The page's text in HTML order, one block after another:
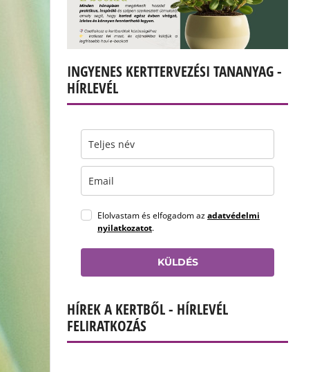
INGYENES KERTTERVEZÉSI TANANYAG -
HÍRLEVÉL
Elolvastam és elfogadom azadatvédelmi
nyilatkozatot.
KÜLDÉS
HÍREK A KERTBŐL - HÍRLEVÉL
FELIRATKOZÁS